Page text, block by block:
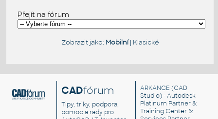
Přejít na fórum
Zobrazit jako: Mobilní| Klasické
CADfórum
Tipy, triky, podpora,
pomoc a rady pro
ARKANCE (CAD
Studio) - Autodesk
Platinum Partner &
Training Center &